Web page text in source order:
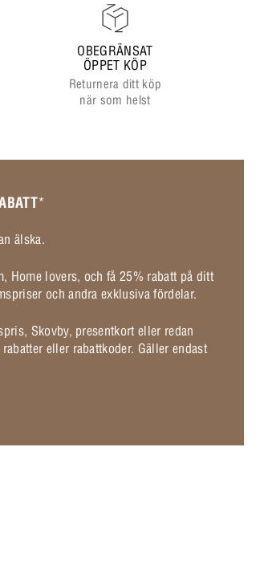
OBEGRÄNSAT
ÖPPET KÖP
Returnera ditt köp
när som helst
*
älska.
Home lovers, och få 25% rabatt på ditt
och andra exklusiva fördelar.
Skovby, presentkort eller redan
eller rabattkoder. Gäller endast